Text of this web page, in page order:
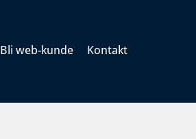
Bli web-kunde Kontakt